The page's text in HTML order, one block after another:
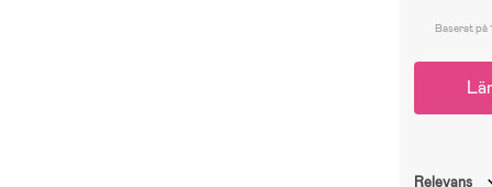
Baserat på
Relevans